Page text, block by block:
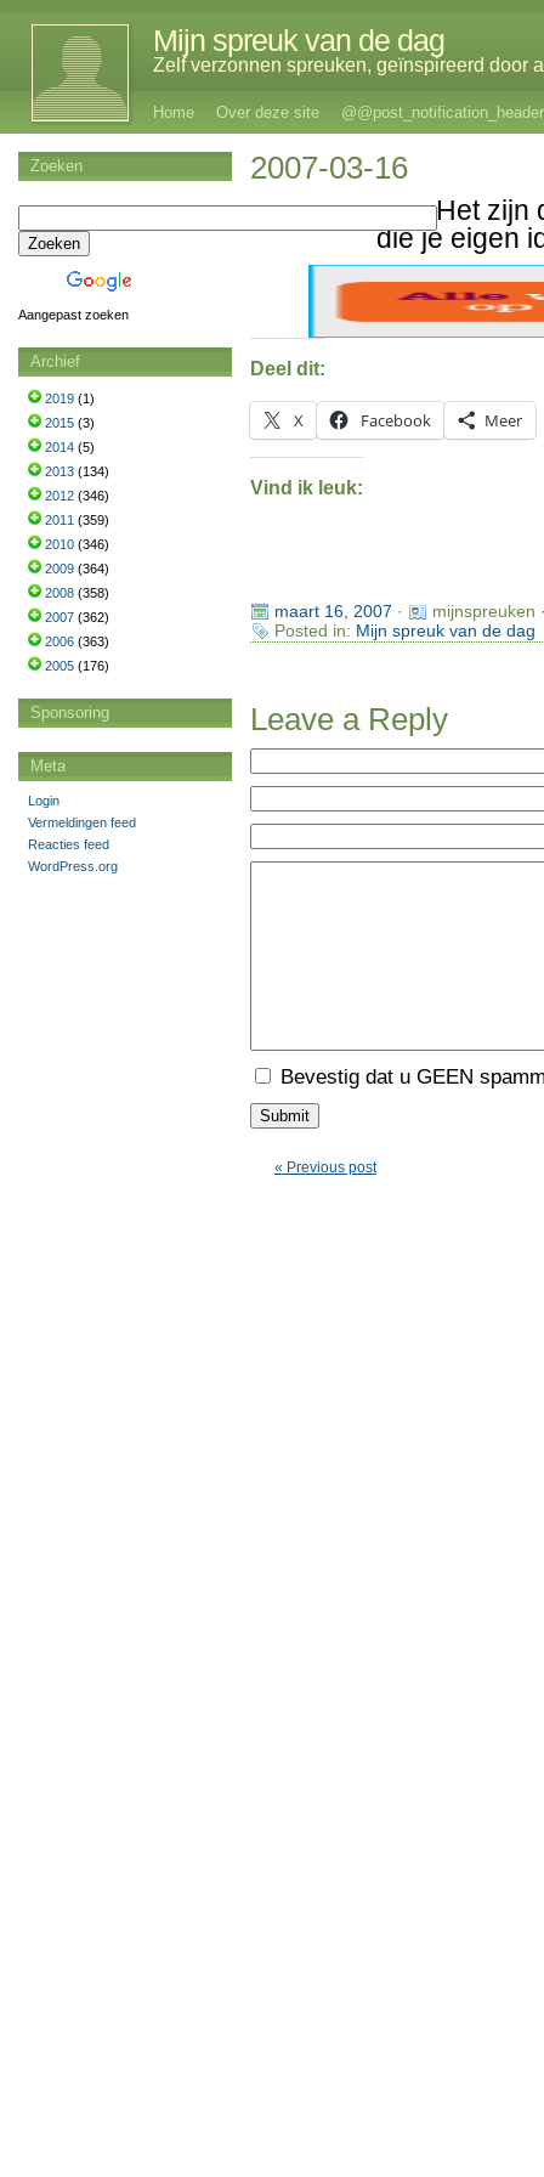
Mijn spreuk van de dag
Zelf verzonnen spreuken, geïnspireerd door
Home Over deze site @@post_notification_header
2007-03-16
Het zijn
die je eigen
Deel dit:
X Facebook Meer
Vind ik leuk:
maart 16, 2007 ·
mijnspreuken
Posted in: Mijn spreuk van de dag
Leave a Reply
Bevestig dat u GEEN
« Previous post
Zoeken
Aangepast zoeken
Archief
2019 (1)
2015 (3)
2014 (5)
2013 (134)
2012 (346)
2011 (359)
2010 (346)
2009 (364)
2008 (358)
2007 (362)
2006 (363)
2005 (176)
Sponsoring
Meta
Login
Vermeldingen feed
Reacties feed
WordPress.org